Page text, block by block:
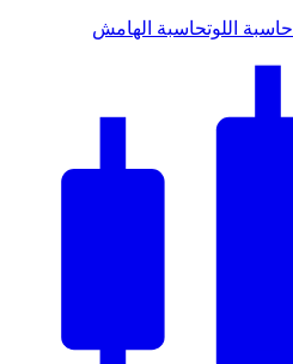
حاسبة اللوتحاسبة الهامش